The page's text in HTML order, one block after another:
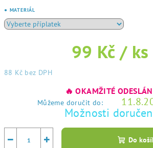
● MATERIÁL
99 Kč / ks
88 Kč bez DPH
🔥 OKAMŽITÉ
Můžeme doručit do:
Možnosti
+
− Do